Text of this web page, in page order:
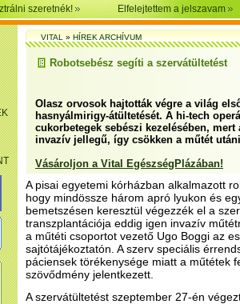
szeretnék!
Elfelejtettem a jelszavam
VITAL»HÍREK ARCHÍVUM
Robotsebész segíti a szervátültetést
Olasz orvosok hajtották végre a világ
hasnyálmirigy-átültetését. A hi-tech
cukorbetegek sebészi kezelésében,
invazív jellegű, így csökken a műtét
Vásároljon a Vital EgészségPlázában!
A pisai egyetemi kórházban alkalmazott
hogy mindössze három apró lyukon és
bemetszésen keresztül végezzék el a
transzplantációja eddig igen invazív
a műtéti csoportot vezető Ugo Boggi az
sajtótájékoztatón. A szerv speciális
páciensek törékenysége miatt a műtétek
szövődmény jelentkezett.
A szervátültetést szeptember 27-én